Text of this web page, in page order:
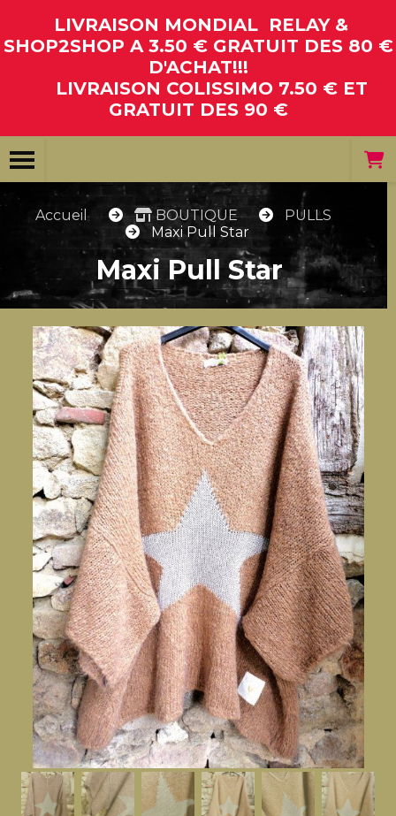
LIVRAISON MONDIAL RELAY &
SHOP2SHOP A 3.50 € GRATUIT DES 80 €
D'ACHAT!!!
LIVRAISON COLISSIMO 7.50 € ET
GRATUIT DES 90 €
Accueil BOUTIQUE
PULLS
Maxi Pull Star
Maxi Pull Star